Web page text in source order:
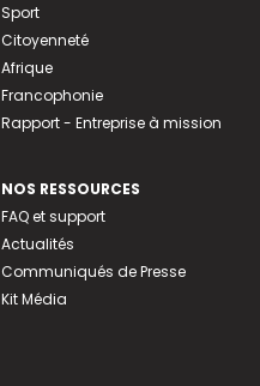
Sport
Citoyenneté
Afrique
Francophonie
Rapport - Entreprise à mission
NOS RESSOURCES
FAQ et support
Actualités
Communiqués de Presse
Kit Média